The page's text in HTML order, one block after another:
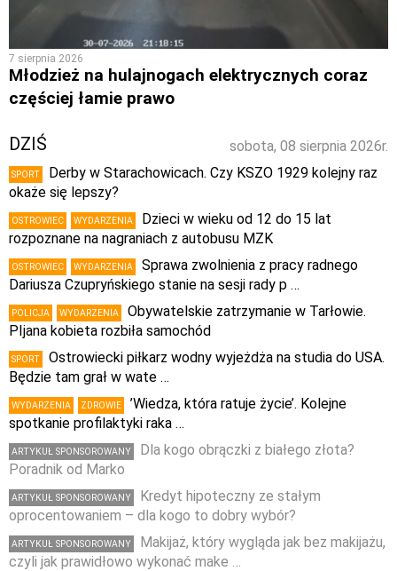
7 sierpnia 2026
Młodzież na hulajnogach elektrycznych coraz
częściej łamie prawo
sobota, 08 sierpnia 2026r.
DZIŚ
SPORT
Derby w Starachowicach. Czy KSZO 1929 kolejny raz
okaże się lepszy?
OSTROWIEC WYDARZENIA
Dzieci w wieku od 12 do 15 lat
rozpoznane na nagraniach z autobusu MZK
OSTROWIEC WYDARZENIA
Sprawa zwolnienia z pracy radnego
Dariusza Czupryńskiego stanie na sesji rady p …
POLICJA WYDARZENIA
Obywatelskie zatrzymanie w Tarłowie.
PIjana kobieta rozbiła samochód
SPORT
Ostrowiecki piłkarz wodny wyjeżdża na studia do USA.
Będzie tam grał w wate …
WYDARZENIA ZDROWIE
’Wiedza, która ratuje życie’. Kolejne
spotkanie profilaktyki raka …
ARTYKUŁ SPONSOROWANY
Dla kogo obrączki z białego złota?
Poradnik od Marko
ARTYKUŁ SPONSOROWANY
Kredyt hipoteczny ze stałym
oprocentowaniem – dla kogo to dobry wybór?
ARTYKUŁ SPONSOROWANY
Makijaż, który wygląda jak bez makijażu,
czyli jak prawidłowo wykonać make …